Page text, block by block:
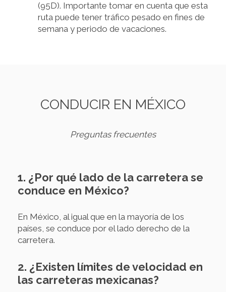
(95D). Importante tomar en cuenta que esta
ruta puede tener tráfico pesado en fines de
semana y periodo de vacaciones.
CONDUCIR EN MÉXICO
Preguntas frecuentes
1. ¿Por qué lado de la carretera se
conduce en México?
En México, al igual que en la mayoría de los
países, se conduce por el lado derecho de la
carretera.
2. ¿Existen límites de velocidad en
las carreteras mexicanas?